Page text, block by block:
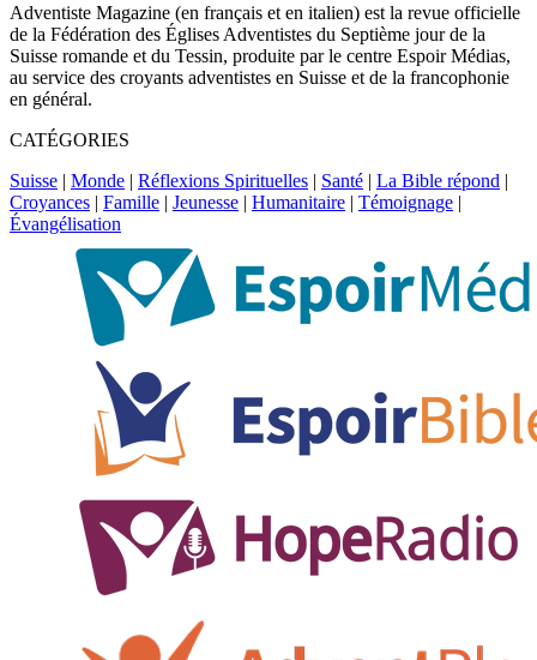
Adventiste Magazine (en français et en italien) est la revue officielle
de la Fédération des Églises Adventistes du Septième jour de la
Suisse romande et du Tessin, produite par le centre Espoir Médias,
au service des croyants adventistes en Suisse et de la francophonie
en général.
CATÉGORIES
Suisse | Monde | Réflexions Spirituelles | Santé | La Bible répond |
Croyances | Famille | Jeunesse | Humanitaire | Témoignage |
Évangélisation